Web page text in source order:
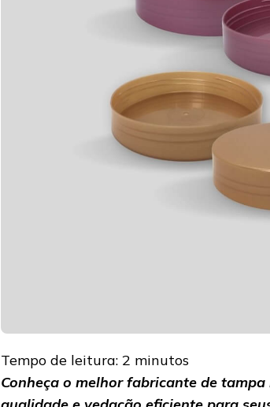
Tempo de leitura: 2 minutos
Conheça o melhor fabricante de